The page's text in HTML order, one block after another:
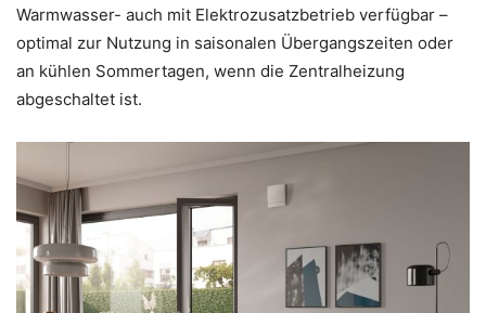
Warmwasser- auch mit Elektrozusatzbetrieb verfügbar –
optimal zur Nutzung in saisonalen Übergangszeiten oder
an kühlen Sommertagen, wenn die Zentralheizung
abgeschaltet ist.